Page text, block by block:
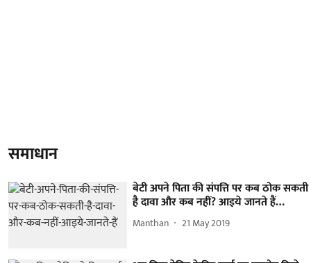
समाधान
बेटी अपने पिता की संपत्ति पर कब ठोक सकती
है दावा और कब नहीं? आइये जानते हैं…
Manthan 21 May 2019